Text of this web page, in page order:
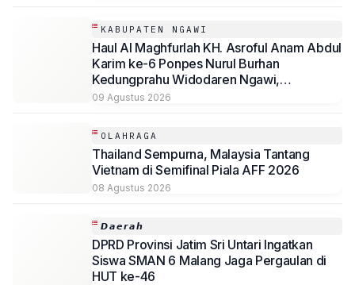
KABUPATEN NGAWI
Haul Al Maghfurlah KH. Asroful Anam Abdul
Karim ke-6 Ponpes Nurul Burhan
Kedungprahu Widodaren Ngawi,
Kesempatan Lelang Wakaf Masih Berlanjut
09 Agustus 2026
OLAHRAGA
Thailand Sempurna, Malaysia Tantang
Vietnam di Semifinal Piala AFF 2026
08 Agustus 2026
𝘿𝙖𝙚𝙧𝙖𝙝
DPRD Provinsi Jatim Sri Untari Ingatkan
Siswa SMAN 6 Malang Jaga Pergaulan di
HUT ke-46